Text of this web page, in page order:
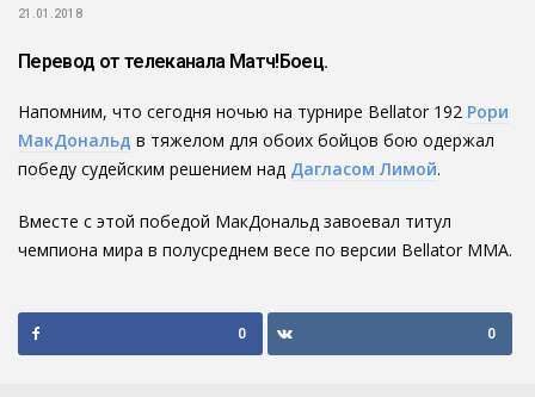
21.01.2018
Перевод от телеканала Матч!Боец.
Напомним, что сегодня ночью на турнире Bellator 192 Рори
МакДональд в тяжелом для обоих бойцов бою одержал
победу судейским решением над Дагласом Лимой.
Вместе с этой победой МакДональд завоевал титул
чемпиона мира в полусреднем весе по версии Bellator MMA.
0 0